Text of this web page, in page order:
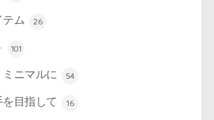
テム 26
101
ニマルに 54
目指して 16